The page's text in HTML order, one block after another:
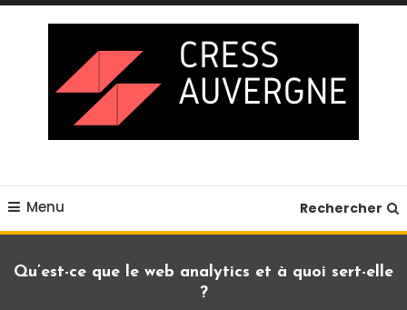
Skip
Menu Rechercher
Qu’est-ce que le web analytics et à quoi sert-elle
?